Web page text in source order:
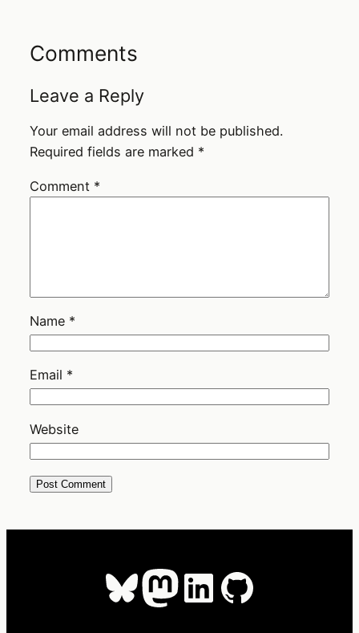
Comments
Leave a Reply
Your email address will not be published.
Required fields are marked *
Comment *
Name *
Email *
Website
Bluesky
Mastodon
LinkedIn
GitHub